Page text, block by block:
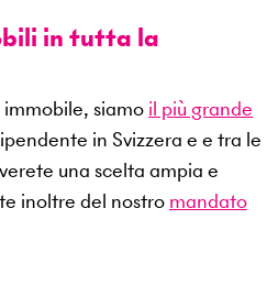
in tutta la
siamo il più grande
in Svizzera e e tra le
una scelta ampia e
inoltre del nostro mandato